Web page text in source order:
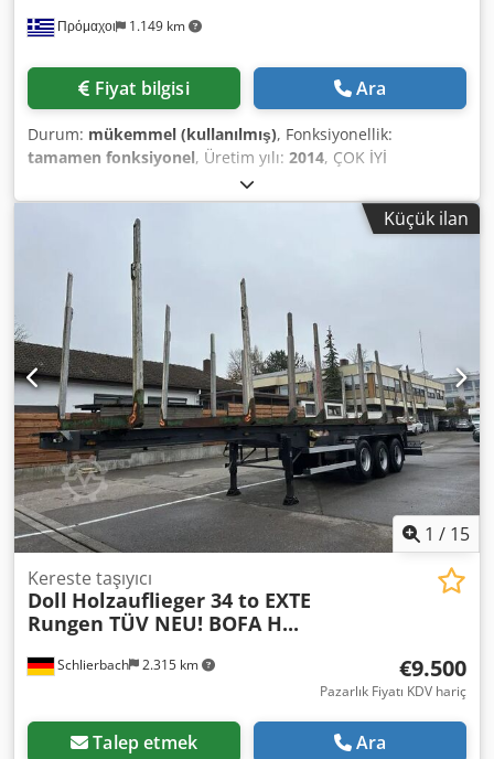
Πρόμαχοι 1.149 km
Fiyat bilgisi Ara
Durum: mükemmel (kullanılmış), Fonksiyonellik:
tamamen fonksiyonel, Üretim yılı: 2014, ÇOK İYİ
DURUMDA UZUNLUK 7,60 GENİŞLİK 2,50 Csdpfx Ajzbx D
Ajbzerf
Küçük ilan
1 / 15
Schlierbach 2.315 km
Kereste taşıyıcı
Doll Holzauflieger 34 to EXTE
Rungen TÜV NEU! BOFA H...
€9.500
Pazarlık Fiyatı KDV hariç
Talep etmek Ara